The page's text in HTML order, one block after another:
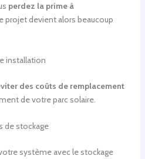
perdez la prime à
projet devient alors beaucoup
installation
des coûts de remplacement
de votre parc solaire.
de stockage
système avec le stockage